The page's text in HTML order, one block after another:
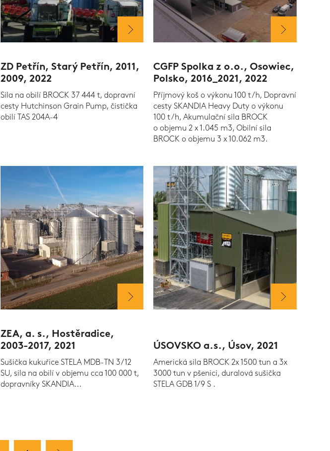
ZD Petřín, Starý Petřín, 2011,
2009, 2022
Sila na obilí BROCK 37 444 t, dopravní
cesty Hutchinson Grain Pump, čistička
obilí TAS 204A-4
CGFP Spolka z o.o., Osowiec,
Polsko, 2016_2021, 2022
Příjmový koš o výkonu 100 t/h, Dopravní
cesty SKANDIA Heavy Duty o výkonu
100 t/h, Akumulační sila BROCK
o objemu 2 x 1.045 m3, Obilní sila
BROCK o objemu 3 x 10.062 m3.
ZEA, a. s., Hostěradice,
2003-2017, 2021
Sušička kukuřice STELA MDB-TN 3/12
SU, sila na obilí v objemu cca 100 000 t,
dopravníky SKANDIA...
ÚSOVSKO a.s., Úsov, 2021
Americká sila BROCK 2x 1500 tun a 3x
3000 tun v pšenici, duralová sušička
STELA GDB 1/9 S .